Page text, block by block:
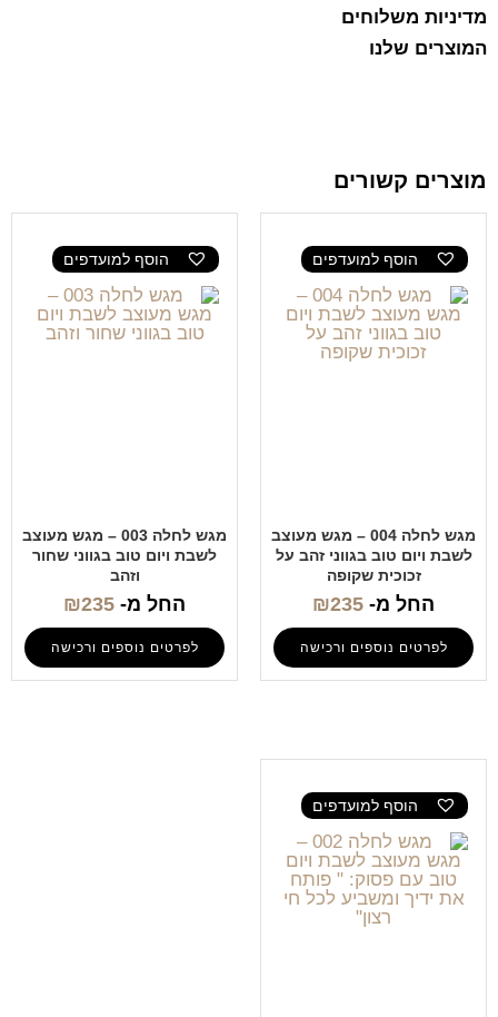
מדיניות משלוחים
המוצרים שלנו
מוצרים קשורים
הוסף למועדפים
מגש לחלה 004 – מגש מעוצב
לשבת ויום טוב בגווני זהב על
זכוכית שקופה
החל מ- ₪235
לפרטים נוספים ורכישה
הוסף למועדפים
מגש לחלה 003 – מגש מעוצב
לשבת ויום טוב בגווני שחור
וזהב
החל מ- ₪235
לפרטים נוספים ורכישה
הוסף למועדפים